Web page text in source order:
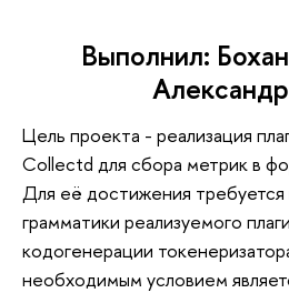
Выполнил:
Цель проекта - реализация
Collectd для сбора метрик в
Для её достижения требуется
грамматики реализуемого
кодогенерации
необходимым условием